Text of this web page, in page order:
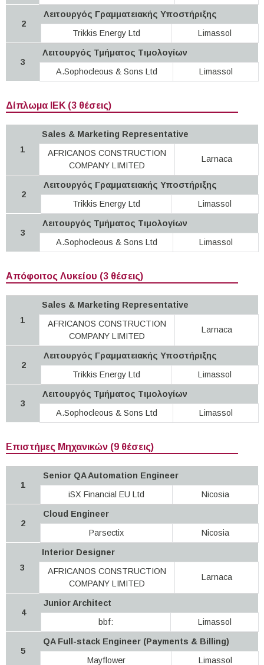
2
Λειτουργός Γραμματειακής Υποστήριξης
Trikkis Energy Ltd
Limassol
3
Λειτουργός Τμήματος Τιμολογίων
A.Sophocleous & Sons Ltd
Limassol
Δίπλωμα ΙΕΚ (3 θέσεις)
1
Sales & Marketing Representative
AFRICANOS CONSTRUCTION
COMPANY LIMITED
Larnaca
2
Λειτουργός Γραμματειακής Υποστήριξης
Trikkis Energy Ltd
Limassol
3
Λειτουργός Τμήματος Τιμολογίων
A.Sophocleous & Sons Ltd
Limassol
Απόφοιτος Λυκείου (3 θέσεις)
1
Sales & Marketing Representative
AFRICANOS CONSTRUCTION
COMPANY LIMITED
Larnaca
2
Λειτουργός Γραμματειακής Υποστήριξης
Trikkis Energy Ltd
Limassol
3
Λειτουργός Τμήματος Τιμολογίων
A.Sophocleous & Sons Ltd
Limassol
Επιστήμες Μηχανικών (9 θέσεις)
1
Senior QA Automation Engineer
iSX Financial EU Ltd
Nicosia
2
Cloud Engineer
Parsectix
Nicosia
3
Interior Designer
AFRICANOS CONSTRUCTION
COMPANY LIMITED
Larnaca
4
Junior Architect
bbf:
Limassol
5
QA Full-stack Engineer (Payments & Billing)
Mayflower
Limassol